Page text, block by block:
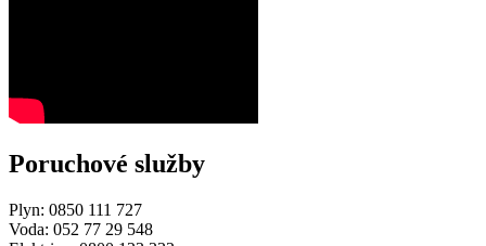
Poruchové služby
Plyn: 0850 111 727
Voda: 052 77 29 548